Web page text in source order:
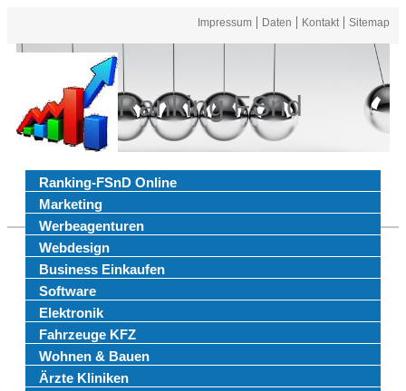
Impressum Daten Kontakt Sitemap
Ranking FSnd
Ranking-FSnD Online
Marketing
Werbeagenturen
Webdesign
Business Einkaufen
Software
Elektronik
Fahrzeuge KFZ
Wohnen & Bauen
Ärzte Kliniken